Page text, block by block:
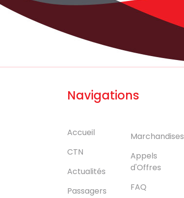
Navigations
Accueil
CTN
Actualités
Passagers
Marchandises
Appels
d'Offres
FAQ